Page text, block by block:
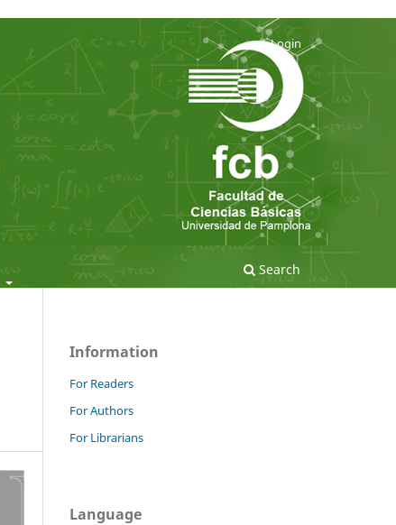
Search
Login
Information
For Readers
For Authors
For Librarians
Language